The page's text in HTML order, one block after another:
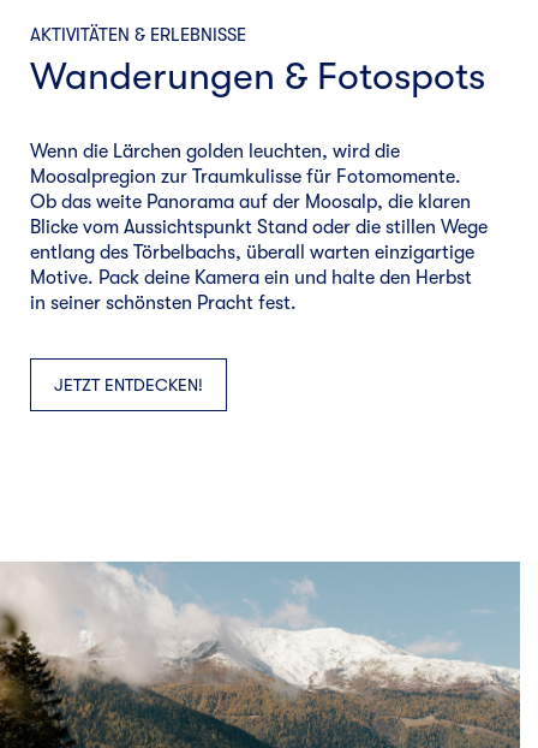
AKTIVITÄTEN & ERLEBNISSE
Wanderungen & Fotospots
Wenn die Lärchen golden leuchten, wird die
Moosalpregion zur Traumkulisse für Fotomomente.
Ob das weite Panorama auf der Moosalp, die klaren
Blicke vom Aussichtspunkt Stand oder die stillen Wege
entlang des Törbelbachs, überall warten einzigartige
Motive. Pack deine Kamera ein und halte den Herbst
in seiner schönsten Pracht fest.
JETZT ENTDECKEN!